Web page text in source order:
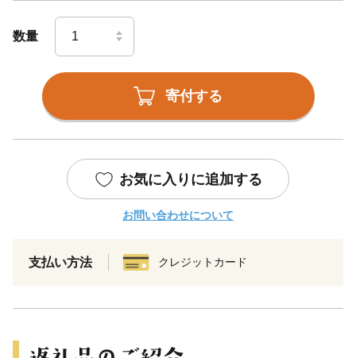
数量
寄付する
お気に入りに追加する
お問い合わせについて
支払い方法 クレジットカード